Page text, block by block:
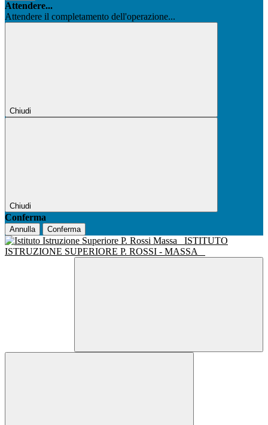
Attendere...
Attendere il completamento dell'operazione...
Chiudi
Chiudi
Conferma
Annulla Conferma
ISTITUTO
ISTRUZIONE SUPERIORE P. ROSSI - MASSA